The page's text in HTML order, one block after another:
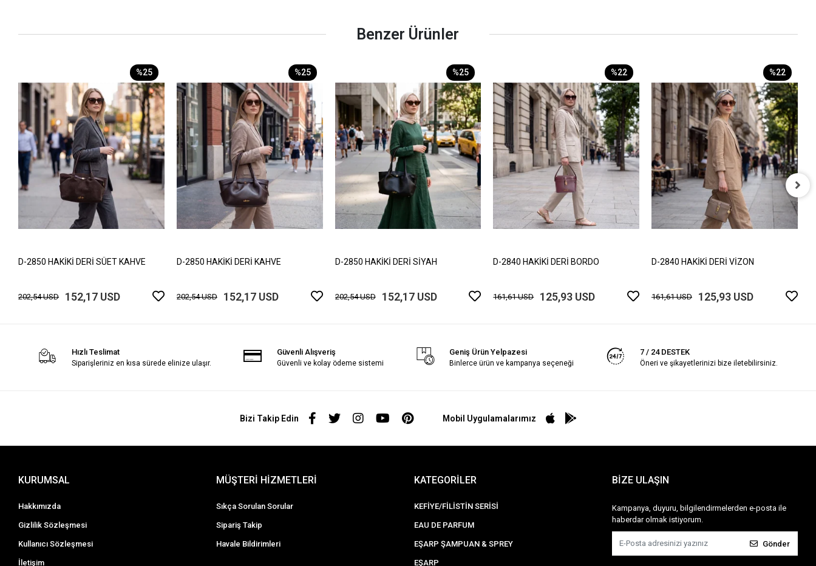
Benzer Ürünler
%25
D-2850 HAKİKİ DERİ SÜET KAHVE
202,54 USD 152,17 USD
%25
D-2850 HAKİKİ DERİ KAHVE
202,54 USD 152,17 USD
%25
D-2850 HAKİKİ DERİ SİYAH
202,54 USD 152,17 USD
%22
D-2840 HAKİKİ DERİ BORDO
161,61 USD 125,93 USD
%22
D-2840 HAKİKİ DERİ VİZON
161,61 USD 125,93 USD
Hızlı Teslimat
Siparişleriniz en kısa sürede elinize ulaşır.
Güvenli Alışveriş
Güvenli ve kolay ödeme sistemi
Geniş Ürün Yelpazesi
Binlerce ürün ve kampanya seçeneği
7 / 24 DESTEK
Öneri ve şikayetlerinizi bize iletebilirsiniz.
Bizi Takip Edin Mobil Uygulamalarımız
KURUMSAL
Hakkımızda
Gizlilik Sözleşmesi
Kullanıcı Sözleşmesi
İletişim
MÜŞTERİ HİZMETLERİ
Sıkça Sorulan Sorular
Sipariş Takip
Havale Bildirimleri
KATEGORİLER
KEFİYE/FİLİSTİN SERİSİ
EAU DE PARFUM
EŞARP ŞAMPUAN & SPREY
EŞARP
BİZE ULAŞIN
Kampanya, duyuru, bilgilendirmelerden e-posta ile
haberdar olmak istiyorum.
Gönder